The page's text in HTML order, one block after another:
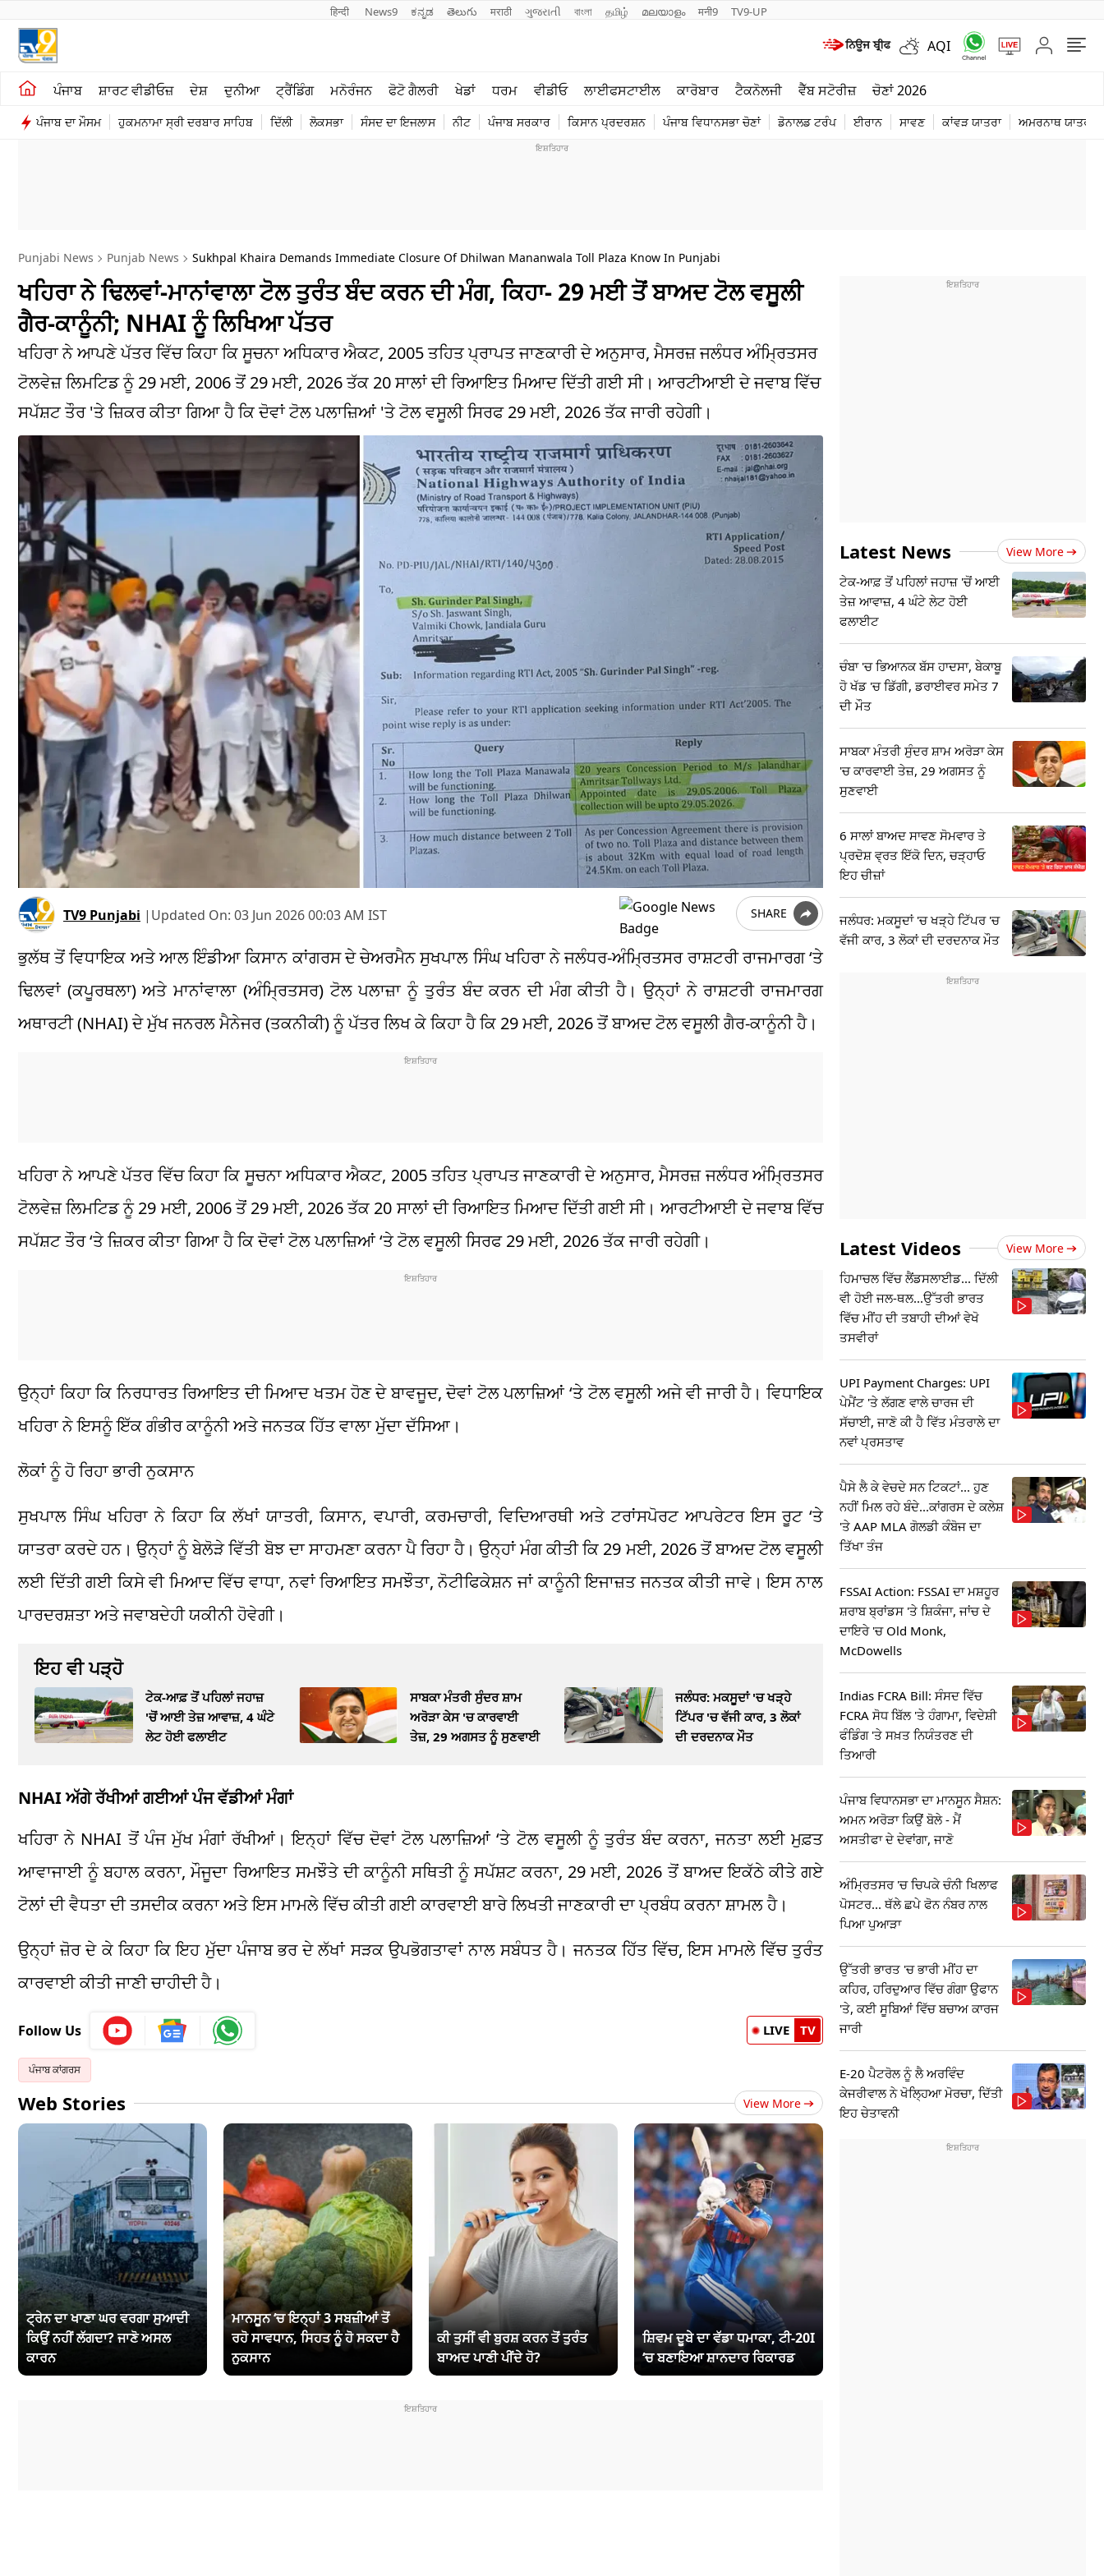
हिन्दी News9 ಕನ್ನಡ తెలుగు मराठी ગુજરાતી বাংলা தமிழ் മലയാളം मनी9 TV9-UP
AQI
ਪੰਜਾਬ ਸ਼ਾਰਟ ਵੀਡੀਓਜ਼ ਦੇਸ਼ ਦੁਨੀਆ ਟ੍ਰੈਂਡਿੰਗ ਮਨੋਰੰਜਨ ਫੋਟੋ ਗੈਲਰੀ ਖੇਡਾਂ ਧਰਮ ਵੀਡੀਓ ਲਾਈਫਸਟਾਈਲ ਕਾਰੋਬਾਰ ਟੈਕਨੋਲਜੀ ਵੈੱਬ ਸਟੋਰੀਜ਼ ਚੋਣਾਂ 2026
ਪੰਜਾਬ ਦਾ ਮੌਸਮ ਹੁਕਮਨਾਮਾ ਸ੍ਰੀ ਦਰਬਾਰ ਸਾਹਿਬ ਦਿੱਲੀ ਲੋਕਸਭਾ ਸੰਸਦ ਦਾ ਇਜਲਾਸ ਨੀਟ ਪੰਜਾਬ ਸਰਕਾਰ ਕਿਸਾਨ ਪ੍ਰਦਰਸ਼ਨ ਪੰਜਾਬ ਵਿਧਾਨਸਭਾ ਚੋਣਾਂ ਡੋਨਾਲਡ ਟਰੰਪ ਈਰਾਨ ਸਾਵਣ ਕਾਂਵੜ ਯਾਤਰਾ ਅਮਰਨਾਥ ਯਾਤਰਾ
ਖੇਤੀਬਾੜੀ
ਸ਼ਾਰਟ ਵੀਡੀਓਜ਼
ਮਨੋਰੰਜਨ
ਪੰਜਾਬ
ਟੈਕਨੋਲਜੀ
ਦੁਨੀਆ
Punjabi News Punjab News Sukhpal Khaira Demands Immediate Closure Of Dhilwan Mananwala Toll Plaza Know In Punjabi
ਖਹਿਰਾ ਨੇ ਢਿਲਵਾਂ-ਮਾਨਾਂਵਾਲਾ ਟੋਲ ਤੁਰੰਤ ਬੰਦ ਕਰਨ ਦੀ ਮੰਗ, ਕਿਹਾ- 29 ਮਈ ਤੋਂ ਬਾਅਦ ਟੋਲ ਵਸੂਲੀ
ਗੈਰ-ਕਾਨੂੰਨੀ; NHAI ਨੂੰ ਲਿਖਿਆ ਪੱਤਰ
ਖਹਿਰਾ ਨੇ ਆਪਣੇ ਪੱਤਰ ਵਿੱਚ ਕਿਹਾ ਕਿ ਸੂਚਨਾ ਅਧਿਕਾਰ ਐਕਟ, 2005 ਤਹਿਤ ਪ੍ਰਾਪਤ ਜਾਣਕਾਰੀ ਦੇ ਅਨੁਸਾਰ, ਮੈਸਰਜ਼ ਜਲੰਧਰ ਅੰਮ੍ਰਿਤਸਰ
ਟੋਲਵੇਜ਼ ਲਿਮਟਿਡ ਨੂੰ 29 ਮਈ, 2006 ਤੋਂ 29 ਮਈ, 2026 ਤੱਕ 20 ਸਾਲਾਂ ਦੀ ਰਿਆਇਤ ਮਿਆਦ ਦਿੱਤੀ ਗਈ ਸੀ। ਆਰਟੀਆਈ ਦੇ ਜਵਾਬ ਵਿੱਚ
ਸਪੱਸ਼ਟ ਤੌਰ 'ਤੇ ਜ਼ਿਕਰ ਕੀਤਾ ਗਿਆ ਹੈ ਕਿ ਦੋਵਾਂ ਟੋਲ ਪਲਾਜ਼ਿਆਂ 'ਤੇ ਟੋਲ ਵਸੂਲੀ ਸਿਰਫ 29 ਮਈ, 2026 ਤੱਕ ਜਾਰੀ ਰਹੇਗੀ।
TV9 Punjabi | Updated On: 03 Jun 2026 00:03 AM IST SHARE
ਭੁਲੱਥ ਤੋਂ ਵਿਧਾਇਕ ਅਤੇ ਆਲ ਇੰਡੀਆ ਕਿਸਾਨ ਕਾਂਗਰਸ ਦੇ ਚੇਅਰਮੈਨ ਸੁਖਪਾਲ ਸਿੰਘ ਖਹਿਰਾ ਨੇ ਜਲੰਧਰ-ਅੰਮ੍ਰਿਤਸਰ ਰਾਸ਼ਟਰੀ ਰਾਜਮਾਰਗ ‘ਤੇ
ਢਿਲਵਾਂ (ਕਪੂਰਥਲਾ) ਅਤੇ ਮਾਨਾਂਵਾਲਾ (ਅੰਮ੍ਰਿਤਸਰ) ਟੋਲ ਪਲਾਜ਼ਾ ਨੂੰ ਤੁਰੰਤ ਬੰਦ ਕਰਨ ਦੀ ਮੰਗ ਕੀਤੀ ਹੈ। ਉਨ੍ਹਾਂ ਨੇ ਰਾਸ਼ਟਰੀ ਰਾਜਮਾਰਗ
ਅਥਾਰਟੀ (NHAI) ਦੇ ਮੁੱਖ ਜਨਰਲ ਮੈਨੇਜਰ (ਤਕਨੀਕੀ) ਨੂੰ ਪੱਤਰ ਲਿਖ ਕੇ ਕਿਹਾ ਹੈ ਕਿ 29 ਮਈ, 2026 ਤੋਂ ਬਾਅਦ ਟੋਲ ਵਸੂਲੀ ਗੈਰ-ਕਾਨੂੰਨੀ ਹੈ।
ਖਹਿਰਾ ਨੇ ਆਪਣੇ ਪੱਤਰ ਵਿੱਚ ਕਿਹਾ ਕਿ ਸੂਚਨਾ ਅਧਿਕਾਰ ਐਕਟ, 2005 ਤਹਿਤ ਪ੍ਰਾਪਤ ਜਾਣਕਾਰੀ ਦੇ ਅਨੁਸਾਰ, ਮੈਸਰਜ਼ ਜਲੰਧਰ ਅੰਮ੍ਰਿਤਸਰ
ਟੋਲਵੇਜ਼ ਲਿਮਟਿਡ ਨੂੰ 29 ਮਈ, 2006 ਤੋਂ 29 ਮਈ, 2026 ਤੱਕ 20 ਸਾਲਾਂ ਦੀ ਰਿਆਇਤ ਮਿਆਦ ਦਿੱਤੀ ਗਈ ਸੀ। ਆਰਟੀਆਈ ਦੇ ਜਵਾਬ ਵਿੱਚ
ਸਪੱਸ਼ਟ ਤੌਰ ‘ਤੇ ਜ਼ਿਕਰ ਕੀਤਾ ਗਿਆ ਹੈ ਕਿ ਦੋਵਾਂ ਟੋਲ ਪਲਾਜ਼ਿਆਂ ‘ਤੇ ਟੋਲ ਵਸੂਲੀ ਸਿਰਫ 29 ਮਈ, 2026 ਤੱਕ ਜਾਰੀ ਰਹੇਗੀ।
ਉਨ੍ਹਾਂ ਕਿਹਾ ਕਿ ਨਿਰਧਾਰਤ ਰਿਆਇਤ ਦੀ ਮਿਆਦ ਖਤਮ ਹੋਣ ਦੇ ਬਾਵਜੂਦ, ਦੋਵਾਂ ਟੋਲ ਪਲਾਜ਼ਿਆਂ ‘ਤੇ ਟੋਲ ਵਸੂਲੀ ਅਜੇ ਵੀ ਜਾਰੀ ਹੈ। ਵਿਧਾਇਕ
ਖਹਿਰਾ ਨੇ ਇਸਨੂੰ ਇੱਕ ਗੰਭੀਰ ਕਾਨੂੰਨੀ ਅਤੇ ਜਨਤਕ ਹਿੱਤ ਵਾਲਾ ਮੁੱਦਾ ਦੱਸਿਆ।
ਲੋਕਾਂ ਨੂੰ ਹੋ ਰਿਹਾ ਭਾਰੀ ਨੁਕਸਾਨ
ਸੁਖਪਾਲ ਸਿੰਘ ਖਹਿਰਾ ਨੇ ਕਿਹਾ ਕਿ ਲੱਖਾਂ ਯਾਤਰੀ, ਕਿਸਾਨ, ਵਪਾਰੀ, ਕਰਮਚਾਰੀ, ਵਿਦਿਆਰਥੀ ਅਤੇ ਟਰਾਂਸਪੋਰਟ ਆਪਰੇਟਰ ਇਸ ਰੂਟ ‘ਤੇ
ਯਾਤਰਾ ਕਰਦੇ ਹਨ। ਉਨ੍ਹਾਂ ਨੂੰ ਬੇਲੋੜੇ ਵਿੱਤੀ ਬੋਝ ਦਾ ਸਾਹਮਣਾ ਕਰਨਾ ਪੈ ਰਿਹਾ ਹੈ। ਉਨ੍ਹਾਂ ਮੰਗ ਕੀਤੀ ਕਿ 29 ਮਈ, 2026 ਤੋਂ ਬਾਅਦ ਟੋਲ ਵਸੂਲੀ
ਲਈ ਦਿੱਤੀ ਗਈ ਕਿਸੇ ਵੀ ਮਿਆਦ ਵਿੱਚ ਵਾਧਾ, ਨਵਾਂ ਰਿਆਇਤ ਸਮਝੌਤਾ, ਨੋਟੀਫਿਕੇਸ਼ਨ ਜਾਂ ਕਾਨੂੰਨੀ ਇਜਾਜ਼ਤ ਜਨਤਕ ਕੀਤੀ ਜਾਵੇ। ਇਸ ਨਾਲ
ਪਾਰਦਰਸ਼ਤਾ ਅਤੇ ਜਵਾਬਦੇਹੀ ਯਕੀਨੀ ਹੋਵੇਗੀ।
ਇਹ ਵੀ ਪੜ੍ਹੋ
ਟੇਕ-ਆਫ਼ ਤੋਂ ਪਹਿਲਾਂ ਜਹਾਜ਼
'ਚੋਂ ਆਈ ਤੇਜ਼ ਆਵਾਜ਼, 4 ਘੰਟੇ
ਲੇਟ ਹੋਈ ਫਲਾਈਟ
ਸਾਬਕਾ ਮੰਤਰੀ ਸੁੰਦਰ ਸ਼ਾਮ
ਅਰੋੜਾ ਕੇਸ 'ਚ ਕਾਰਵਾਈ
ਤੇਜ਼, 29 ਅਗਸਤ ਨੂੰ ਸੁਣਵਾਈ
ਜਲੰਧਰ: ਮਕਸੂਦਾਂ 'ਚ ਖੜ੍ਹੇ
ਟਿੱਪਰ 'ਚ ਵੱਜੀ ਕਾਰ, 3 ਲੋਕਾਂ
ਦੀ ਦਰਦਨਾਕ ਮੌਤ
NHAI ਅੱਗੇ ਰੱਖੀਆਂ ਗਈਆਂ ਪੰਜ ਵੱਡੀਆਂ ਮੰਗਾਂ
ਖਹਿਰਾ ਨੇ NHAI ਤੋਂ ਪੰਜ ਮੁੱਖ ਮੰਗਾਂ ਰੱਖੀਆਂ। ਇਨ੍ਹਾਂ ਵਿੱਚ ਦੋਵਾਂ ਟੋਲ ਪਲਾਜ਼ਿਆਂ ‘ਤੇ ਟੋਲ ਵਸੂਲੀ ਨੂੰ ਤੁਰੰਤ ਬੰਦ ਕਰਨਾ, ਜਨਤਾ ਲਈ ਮੁਫ਼ਤ
ਆਵਾਜਾਈ ਨੂੰ ਬਹਾਲ ਕਰਨਾ, ਮੌਜੂਦਾ ਰਿਆਇਤ ਸਮਝੌਤੇ ਦੀ ਕਾਨੂੰਨੀ ਸਥਿਤੀ ਨੂੰ ਸਪੱਸ਼ਟ ਕਰਨਾ, 29 ਮਈ, 2026 ਤੋਂ ਬਾਅਦ ਇਕੱਠੇ ਕੀਤੇ ਗਏ
ਟੋਲਾਂ ਦੀ ਵੈਧਤਾ ਦੀ ਤਸਦੀਕ ਕਰਨਾ ਅਤੇ ਇਸ ਮਾਮਲੇ ਵਿੱਚ ਕੀਤੀ ਗਈ ਕਾਰਵਾਈ ਬਾਰੇ ਲਿਖਤੀ ਜਾਣਕਾਰੀ ਦਾ ਪ੍ਰਬੰਧ ਕਰਨਾ ਸ਼ਾਮਲ ਹੈ।
ਉਨ੍ਹਾਂ ਜ਼ੋਰ ਦੇ ਕੇ ਕਿਹਾ ਕਿ ਇਹ ਮੁੱਦਾ ਪੰਜਾਬ ਭਰ ਦੇ ਲੱਖਾਂ ਸੜਕ ਉਪਭੋਗਤਾਵਾਂ ਨਾਲ ਸਬੰਧਤ ਹੈ। ਜਨਤਕ ਹਿੱਤ ਵਿੱਚ, ਇਸ ਮਾਮਲੇ ਵਿੱਚ ਤੁਰੰਤ
ਕਾਰਵਾਈ ਕੀਤੀ ਜਾਣੀ ਚਾਹੀਦੀ ਹੈ।
Follow Us LIVE TV
ਪੰਜਾਬ ਕਾਂਗਰਸ
Web Stories View More
ਟ੍ਰੇਨ ਦਾ ਖਾਣਾ ਘਰ ਵਰਗਾ ਸੁਆਦੀ
ਕਿਉਂ ਨਹੀਂ ਲੱਗਦਾ? ਜਾਣੋ ਅਸਲ
ਕਾਰਨ
ਮਾਨਸੂਨ ‘ਚ ਇਨ੍ਹਾਂ 3 ਸਬਜ਼ੀਆਂ ਤੋਂ
ਰਹੋ ਸਾਵਧਾਨ, ਸਿਹਤ ਨੂੰ ਹੋ ਸਕਦਾ ਹੈ
ਨੁਕਸਾਨ
ਕੀ ਤੁਸੀਂ ਵੀ ਬੁਰਸ਼ ਕਰਨ ਤੋਂ ਤੁਰੰਤ
ਬਾਅਦ ਪਾਣੀ ਪੀਂਦੇ ਹੋ?
ਸ਼ਿਵਮ ਦੂਬੇ ਦਾ ਵੱਡਾ ਧਮਾਕਾ, ਟੀ-20I
‘ਚ ਬਣਾਇਆ ਸ਼ਾਨਦਾਰ ਰਿਕਾਰਡ
Latest News View More
ਟੇਕ-ਆਫ਼ ਤੋਂ ਪਹਿਲਾਂ ਜਹਾਜ਼ 'ਚੋਂ ਆਈ
ਤੇਜ਼ ਆਵਾਜ਼, 4 ਘੰਟੇ ਲੇਟ ਹੋਈ
ਫਲਾਈਟ
ਚੰਬਾ 'ਚ ਭਿਆਨਕ ਬੱਸ ਹਾਦਸਾ, ਬੇਕਾਬੂ
ਹੋ ਖੱਡ 'ਚ ਡਿੱਗੀ, ਡਰਾਈਵਰ ਸਮੇਤ 7
ਦੀ ਮੌਤ
ਸਾਬਕਾ ਮੰਤਰੀ ਸੁੰਦਰ ਸ਼ਾਮ ਅਰੋੜਾ ਕੇਸ
'ਚ ਕਾਰਵਾਈ ਤੇਜ਼, 29 ਅਗਸਤ ਨੂੰ
ਸੁਣਵਾਈ
6 ਸਾਲਾਂ ਬਾਅਦ ਸਾਵਣ ਸੋਮਵਾਰ ਤੇ
ਪ੍ਰਦੋਸ਼ ਵ੍ਰਤ ਇੱਕੋ ਦਿਨ, ਚੜ੍ਹਾਓ
ਇਹ ਚੀਜ਼ਾਂ
ਜਲੰਧਰ: ਮਕਸੂਦਾਂ 'ਚ ਖੜ੍ਹੇ ਟਿੱਪਰ 'ਚ
ਵੱਜੀ ਕਾਰ, 3 ਲੋਕਾਂ ਦੀ ਦਰਦਨਾਕ ਮੌਤ
Latest Videos View More
ਹਿਮਾਚਲ ਵਿੱਚ ਲੈਂਡਸਲਾਈਡ... ਦਿੱਲੀ
ਵੀ ਹੋਈ ਜਲ-ਥਲ...ਉੱਤਰੀ ਭਾਰਤ
ਵਿੱਚ ਮੀਂਹ ਦੀ ਤਬਾਹੀ ਦੀਆਂ ਵੇਖੋ
ਤਸਵੀਰਾਂ
UPI Payment Charges: UPI
ਪੇਮੈਂਟ 'ਤੇ ਲੱਗਣ ਵਾਲੇ ਚਾਰਜ ਦੀ
ਸੱਚਾਈ, ਜਾਣੋ ਕੀ ਹੈ ਵਿੱਤ ਮੰਤਰਾਲੇ ਦਾ
ਨਵਾਂ ਪ੍ਰਸਤਾਵ
ਪੈਸੇ ਲੈ ਕੇ ਵੇਚਦੇ ਸਨ ਟਿਕਟਾਂ... ਹੁਣ
ਨਹੀਂ ਮਿਲ ਰਹੇ ਬੰਦੇ...ਕਾਂਗਰਸ ਦੇ ਕਲੇਸ਼
'ਤੇ AAP MLA ਗੋਲਡੀ ਕੰਬੋਜ ਦਾ
ਤਿੱਖਾ ਤੰਜ
FSSAI Action: FSSAI ਦਾ ਮਸ਼ਹੂਰ
ਸ਼ਰਾਬ ਬ੍ਰਾਂਡਸ 'ਤੇ ਸ਼ਿਕੰਜਾ, ਜਾਂਚ ਦੇ
ਦਾਇਰੇ 'ਚ Old Monk,
McDowells
Indias FCRA Bill: ਸੰਸਦ ਵਿੱਚ
FCRA ਸੋਧ ਬਿੱਲ 'ਤੇ ਹੰਗਾਮਾ, ਵਿਦੇਸ਼ੀ
ਫੰਡਿੰਗ 'ਤੇ ਸਖ਼ਤ ਨਿਯੰਤਰਣ ਦੀ
ਤਿਆਰੀ
ਪੰਜਾਬ ਵਿਧਾਨਸਭਾ ਦਾ ਮਾਨਸੂਨ ਸੈਸ਼ਨ:
ਅਮਨ ਅਰੋੜਾ ਕਿਉਂ ਬੋਲੇ - ਮੈਂ
ਅਸਤੀਫਾ ਦੇ ਦੇਵਾਂਗਾ, ਜਾਣੋ
ਅੰਮ੍ਰਿਤਸਰ 'ਚ ਚਿਪਕੇ ਚੰਨੀ ਖਿਲਾਫ
ਪੋਸਟਰ... ਥੱਲੇ ਛਪੇ ਫੋਨ ਨੰਬਰ ਨਾਲ
ਪਿਆ ਪੁਆੜਾ
ਉੱਤਰੀ ਭਾਰਤ 'ਚ ਭਾਰੀ ਮੀਂਹ ਦਾ
ਕਹਿਰ, ਹਰਿਦੁਆਰ ਵਿੱਚ ਗੰਗਾ ਉਫਾਨ
'ਤੇ, ਕਈ ਸੂਬਿਆਂ ਵਿੱਚ ਬਚਾਅ ਕਾਰਜ
ਜਾਰੀ
E-20 ਪੈਟਰੋਲ ਨੂੰ ਲੈ ਅਰਵਿੰਦ
ਕੇਜਰੀਵਾਲ ਨੇ ਖੋਲ੍ਹਿਆ ਮੋਰਚਾ, ਦਿੱਤੀ
ਇਹ ਚੇਤਾਵਨੀ